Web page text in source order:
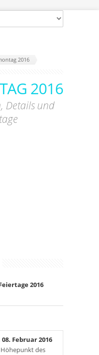
2016
2016
Details und
2016
Februar 2016
Höhepunkt des